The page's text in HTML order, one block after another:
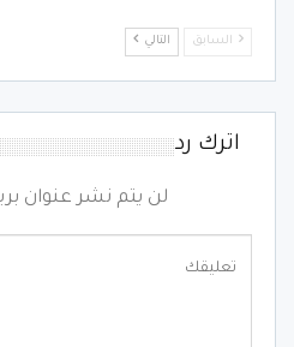
السابق التالي
اترك رد
لن يتم نشر عنوان